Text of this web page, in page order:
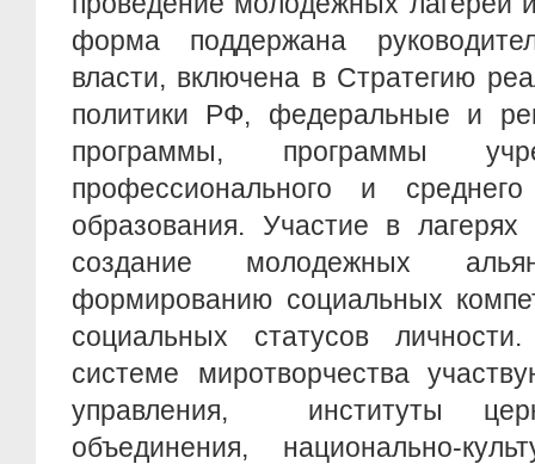
форма поддержана
власти, включена в Стратегию
политики РФ, федеральные и
программы, программы
профессионального и среднего
образования. Участие в
создание молодежных
формированию социальных
социальных статусов
системе миротворчества
управления, институты
объединения, национально-